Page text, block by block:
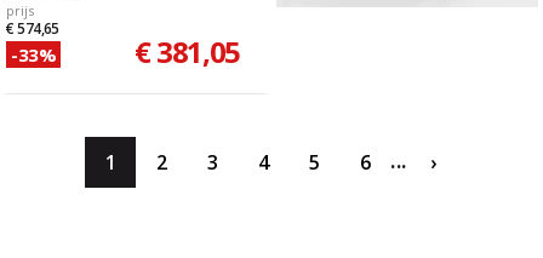
prijs
€ 574,65
-33% € 381,05
1 2 3 4 5 6 ... ›